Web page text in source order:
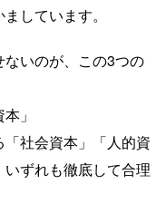
しています。
いのが、この3つの
」
社会資本」「人的資
ずれも徹底して合理